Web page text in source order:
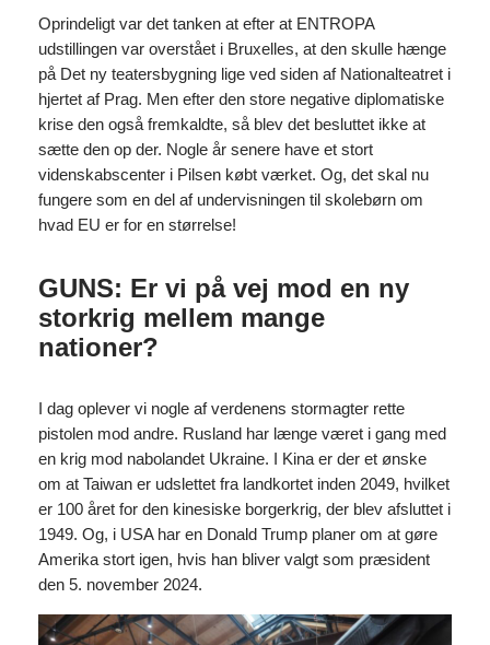
Oprindeligt var det tanken at efter at ENTROPA
udstillingen var overstået i Bruxelles, at den skulle hænge
på Det ny teatersbygning lige ved siden af Nationalteatret i
hjertet af Prag. Men efter den store negative diplomatiske
krise den også fremkaldte, så blev det besluttet ikke at
sætte den op der. Nogle år senere have et stort
videnskabscenter i Pilsen købt værket. Og, det skal nu
fungere som en del af undervisningen til skolebørn om
hvad EU er for en størrelse!
GUNS: Er vi på vej mod en ny
storkrig mellem mange
nationer?
I dag oplever vi nogle af verdenens stormagter rette
pistolen mod andre. Rusland har længe været i gang med
en krig mod nabolandet Ukraine. I Kina er der et ønske
om at Taiwan er udslettet fra landkortet inden 2049, hvilket
er 100 året for den kinesiske borgerkrig, der blev afsluttet i
1949. Og, i USA har en Donald Trump planer om at gøre
Amerika stort igen, hvis han bliver valgt som præsident
den 5. november 2024.